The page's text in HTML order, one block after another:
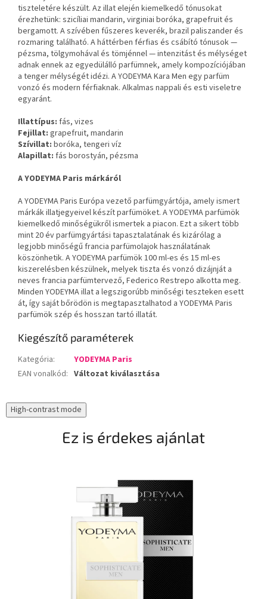
tiszteletére készült. Az illat elején kiemelkedő tónusokat
érezhetünk: szicíliai mandarin, virginiai boróka, grapefruit és
bergamott. A szívében fűszeres keverék, brazil paliszander és
rozmaring található. A háttérben férfias és csábító tónusok —
pézsma, tölgymohával és tömjénnel — intenzitást és mélységet
adnak ennek az egyedülálló parfümnek, amely kompozíciójában
a tenger mélységét idézi. A YODEYMA Kara Men egy parfüm
vonzó és modern férfiaknak. Alkalmas nappali és esti viseletre
egyaránt.
Illattípus: fás, vizes
Fejillat: grapefruit, mandarin
Szívillat: boróka, tengeri víz
Alapillat: fás borostyán, pézsma
A YODEYMA Paris márkáról
A YODEYMA Paris Európa vezető parfümgyártója, amely ismert
márkák illatjegyeivel készít parfümöket. A YODEYMA parfümök
kiemelkedő minőségükről ismertek a piacon. Ezt a sikert több
mint 20 év parfümgyártási tapasztalatának és kizárólag a
legjobb minőségű francia parfümolajok használatának
köszönhetik. A YODEYMA parfümök 100 ml-es és 15 ml-es
kiszerelésben készülnek, melyek tiszta és vonzó dizájnját a
neves francia parfümtervező, Federico Restrepo alkotta meg.
Minden YODEYMA illat a legszigorúbb minőségi teszteken esett
át, így saját bőrödön is megtapasztalhatod a YODEYMA Paris
parfümök szép és hosszan tartó illatát.
Kiegészítő paraméterek
Kategória:
YODEYMA Paris
EAN vonalkód: Változat kiválasztása
High-contrast mode
Ez is érdekes ajánlat